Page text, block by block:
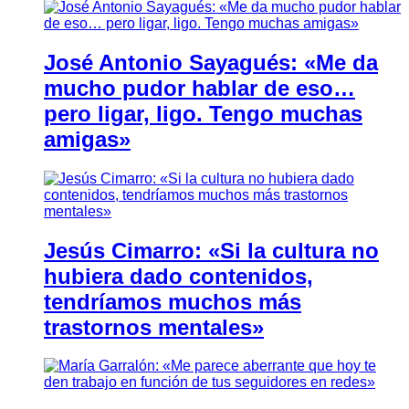
José Antonio Sayagués: «Me da
mucho pudor hablar de eso…
pero ligar, ligo. Tengo muchas
amigas»
Jesús Cimarro: «Si la cultura no
hubiera dado contenidos,
tendríamos muchos más
trastornos mentales»